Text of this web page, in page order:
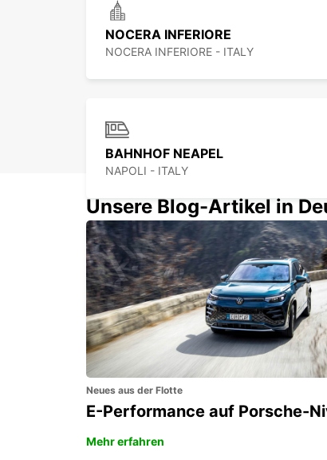
NOCERA INFERIORE
NOCERA INFERIORE - ITALY
BAHNHOF NEAPEL
NAPOLI - ITALY
FOGGIA
FOGGIA - ITALY
Unsere Blog-Artikel in
Neues aus der Flotte
E-Performance auf Porsche-
Mehr erfahren